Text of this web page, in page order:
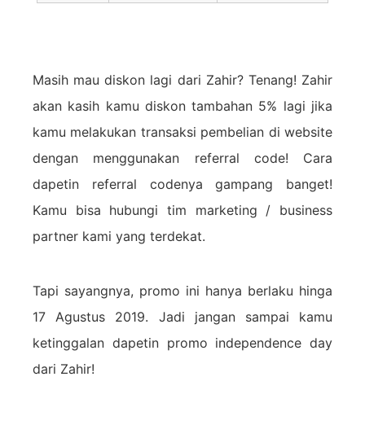
Masih mau diskon lagi dari Zahir? Tenang! Zahir
akan kasih kamu diskon tambahan 5% lagi jika
kamu melakukan transaksi pembelian di website
dengan menggunakan referral code! Cara
dapetin referral codenya gampang banget!
Kamu bisa hubungi tim marketing / business
partner kami yang terdekat.
Tapi sayangnya, promo ini hanya berlaku hinga
17 Agustus 2019. Jadi jangan sampai kamu
ketinggalan dapetin promo independence day
dari Zahir!